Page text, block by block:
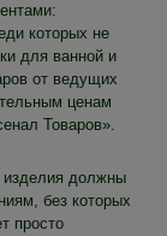
которых не
для ванной и
от ведущих
ценам
Товаров».
изделия должны
без которых
просто